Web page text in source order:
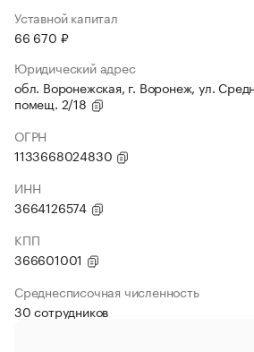
Уставной капитал
66 670 ₽
Юридический адрес
обл. Воронежская, г. Воронеж, ул.
помещ. 2/18
ОГРН
1133668024830
ИНН
3664126574
КПП
366601001
Среднесписочная численность
30 сотрудников